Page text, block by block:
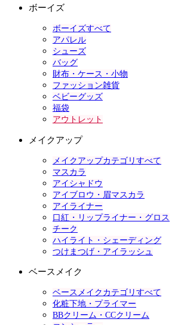
ボーイズ
ボーイズすべて
アパレル
シューズ
バッグ
財布・ケース・小物
ファッション雑貨
ベビーグッズ
福袋
アウトレット
メイクアップ
メイクアップカテゴリすべて
マスカラ
アイシャドウ
アイブロウ・眉マスカラ
アイライナー
口紅・リップライナー・グロス
チーク
ハイライト・シェーディング
つけまつげ・アイラッシュ
ベースメイク
ベースメイクカテゴリすべて
化粧下地・プライマー
BBクリーム・CCクリーム